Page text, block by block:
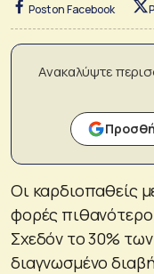
Post on Facebook
Ανακαλύψτε
Οι καρδιοπαθείς
φορές πιθανότερο
Σχεδόν το 30%
διαγνωσμένο